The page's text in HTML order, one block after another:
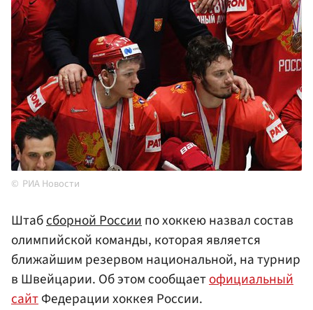
РИА Новости
Штабсборной Россиипо хоккею назвал состав
олимпийской команды, которая является
ближайшим резервом национальной, на турнир
в Швейцарии. Об этом сообщаетофициальный
сайтФедерации хоккея России.